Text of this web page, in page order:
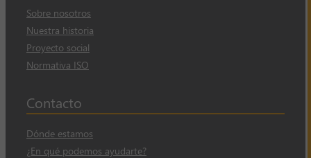
Sobre nosotros
Nuestra historia
Proyecto social
Normativa ISO
Contacto
Dónde estamos
¿En qué podemos ayudarte?